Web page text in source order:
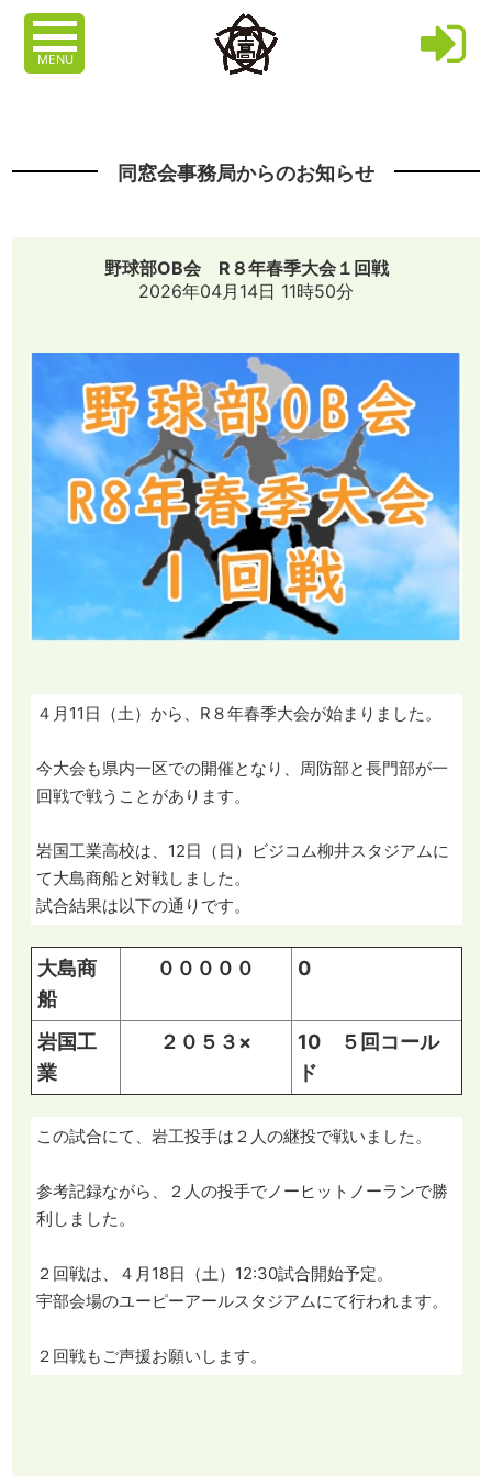
MENU
同窓会事務局からのお知らせ
野球部OB会 R８年春季大会１回戦
2026年04月14日 11時50分
４月11日（土）から、R８年春季大会が始まりました。
今大会も県内一区での開催となり、周防部と長門部が一
回戦で戦うことがあります。
岩国工業高校は、12日（日）ビジコム柳井スタジアムに
て大島商船と対戦しました。
試合結果は以下の通りです。
大島商
船
０００００ 0
岩国工
業
２０５３×
10 ５回コール
ド
この試合にて、岩工投手は２人の継投で戦いました。
参考記録ながら、２人の投手でノーヒットノーランで勝
利しました。
２回戦は、４月18日（土）12:30試合開始予定。
宇部会場のユーピーアールスタジアムにて行われます。
２回戦もご声援お願いします。